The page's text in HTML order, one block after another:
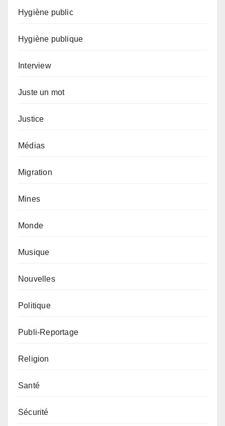
Hygiène public
Hygiène publique
Interview
Juste un mot
Justice
Médias
Migration
Mines
Monde
Musique
Nouvelles
Politique
Publi-Reportage
Religion
Santé
Sécurité